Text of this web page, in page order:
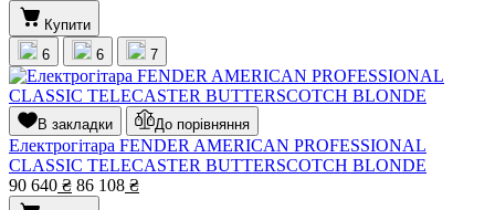
Купити
6
6 7
В закладки До порівняння
Електрогітара FENDER AMERICAN PROFESSIONAL
CLASSIC TELECASTER BUTTERSCOTCH BLONDE
90 640 ₴ 86 108 ₴